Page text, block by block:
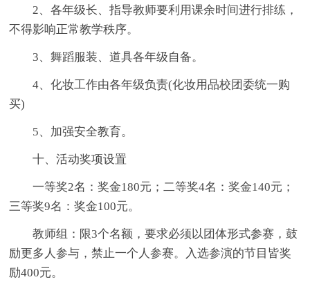
2、各年级长、指导教师要利用课余时间进行排练，
不得影响正常教学秩序。
3、舞蹈服装、道具各年级自备。
4、化妆工作由各年级负责(化妆用品校团委统一购
买)
5、加强安全教育。
十、活动奖项设置
一等奖2名：奖金180元；二等奖4名：奖金140元；
三等奖9名：奖金100元。
教师组：限3个名额，要求必须以团体形式参赛，鼓
励更多人参与，禁止一个人参赛。入选参演的节目皆奖
励400元。